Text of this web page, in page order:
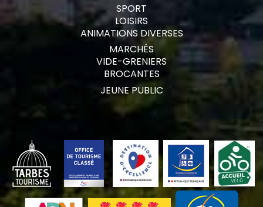
SPORT
LOISIRS
ANIMATIONS DIVERSES
MARCHÉS
VIDE-GRENIERS
BROCANTES
JEUNE PUBLIC